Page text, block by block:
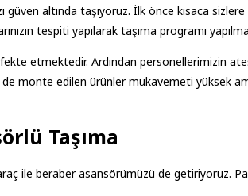
güven altında taşıyoruz. İlk önce kısaca
tespiti yapılarak taşıma programı
etmektedir. Ardından personellerimizin
monte edilen ürünler mukavemeti yüksek
Taşıma
ile beraber asansörümüzü de getiriyoruz.